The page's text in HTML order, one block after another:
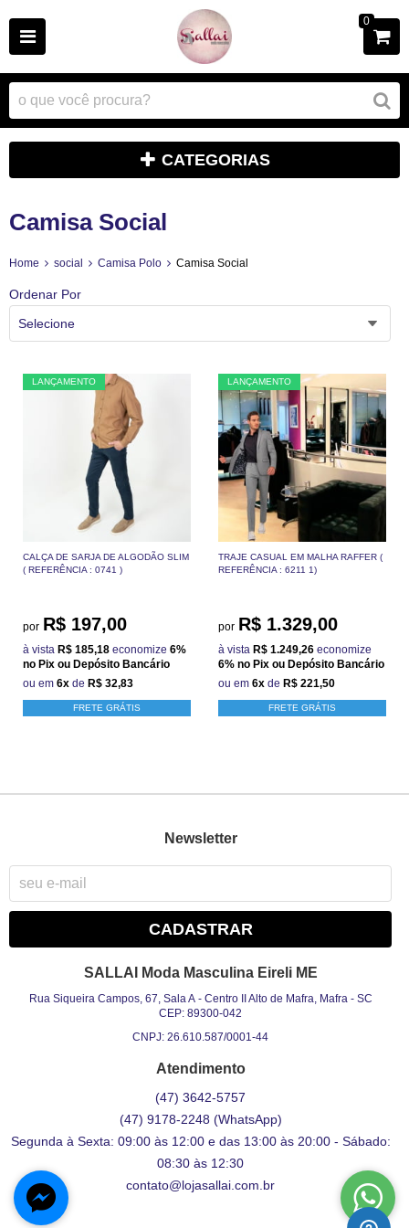
0
CATEGORIAS
Camisa Social
Home social Camisa Polo Camisa Social
Ordenar Por
Selecione
LANÇAMENTO
CALÇA DE SARJA DE ALGODÃO SLIM
( REFERÊNCIA : 0741 )
por R$ 197,00
à vista R$ 185,18 economize 6%
no Pix ou Depósito Bancário
ou em 6x de R$ 32,83
FRETE GRÁTIS
LANÇAMENTO
TRAJE CASUAL EM MALHA RAFFER (
REFERÊNCIA : 6211 1)
por R$ 1.329,00
à vista R$ 1.249,26 economize
6% no Pix ou Depósito Bancário
ou em 6x de R$ 221,50
FRETE GRÁTIS
Newsletter
CADASTRAR
SALLAI Moda Masculina Eireli ME
Rua Siqueira Campos, 67, Sala A- Centro II Alto de Mafra, Mafra - SC
CEP: 89300-042
CNPJ: 26.610.587/0001-44
Atendimento
(47) 3642-5757
(47) 9178-2248 (WhatsApp)
Segunda à Sexta: 09:00 às 12:00 e das 13:00 às 20:00 - Sábado:
08:30 às 12:30
contato@lojasallai.com.br